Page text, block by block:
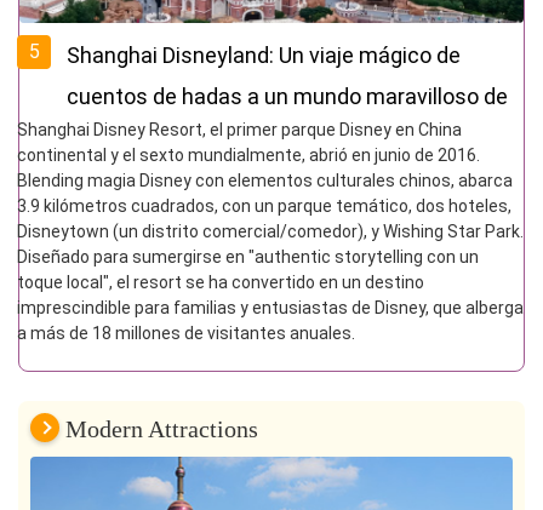
5
Shanghai Disneyland: Un viaje mágico de
cuentos de hadas a un mundo maravilloso de
la vida real
Shanghai Disney Resort, el primer parque Disney en China
continental y el sexto mundialmente, abrió en junio de 2016.
Blending magia Disney con elementos culturales chinos, abarca
3.9 kilómetros cuadrados, con un parque temático, dos hoteles,
Disneytown (un distrito comercial/comedor), y Wishing Star Park.
Diseñado para sumergirse en "authentic storytelling con un
toque local", el resort se ha convertido en un destino
imprescindible para familias y entusiastas de Disney, que alberga
a más de 18 millones de visitantes anuales.
Modern Attractions